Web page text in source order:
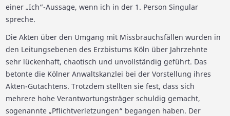
einer „Ich“-Aussage, wenn ich in der 1. Person Singular
spreche.
Die Akten über den Umgang mit Missbrauchsfällen wurden in
den Leitungsebenen des Erzbistums Köln über Jahrzehnte
sehr lückenhaft, chaotisch und unvollständig geführt. Das
betonte die Kölner Anwaltskanzlei bei der Vorstellung ihres
Akten-Gutachtens. Trotzdem stellten sie fest, dass sich
mehrere hohe Verantwortungsträger schuldig gemacht,
sogenannte „Pflichtverletzungen“ begangen haben. Der